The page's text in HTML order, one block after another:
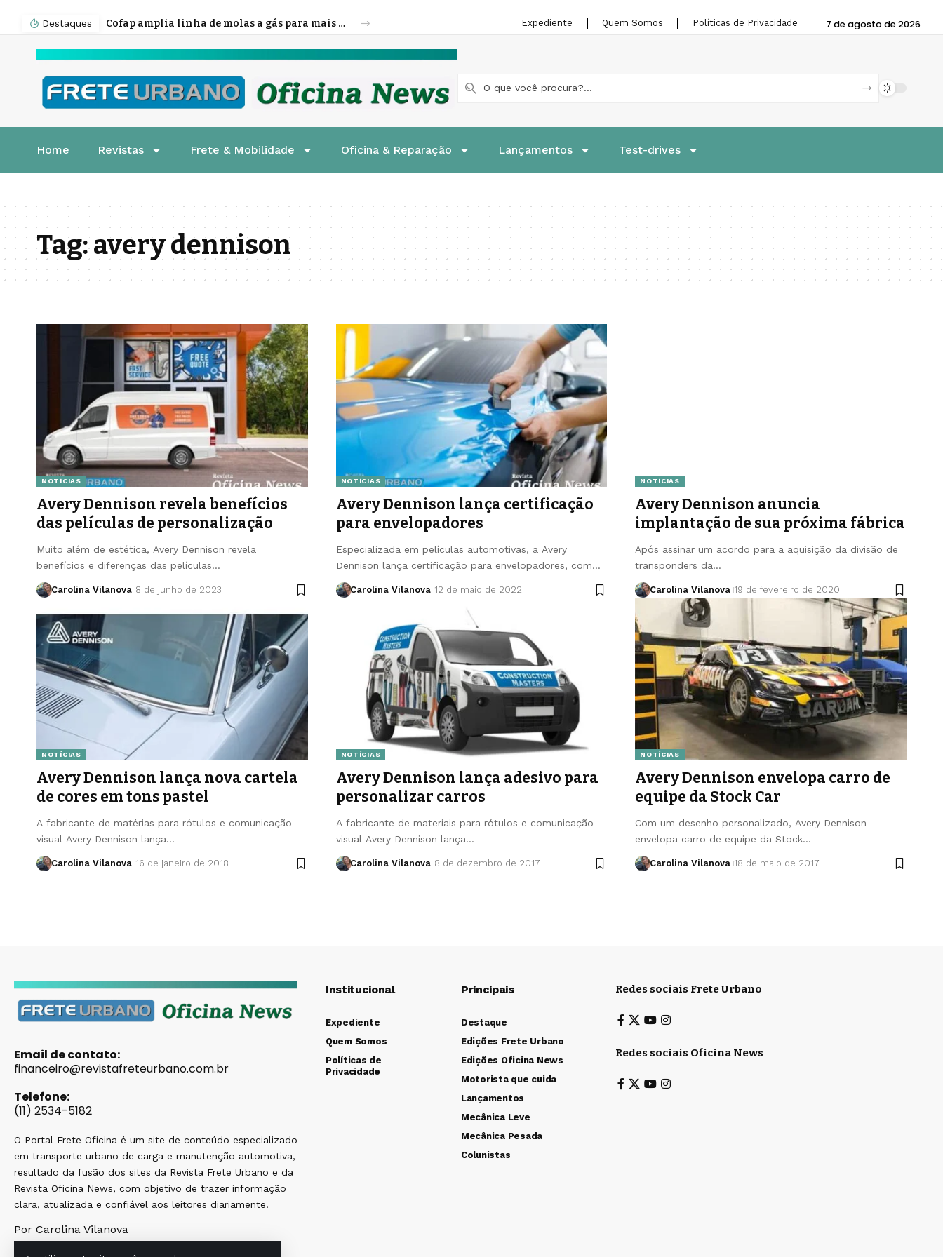
Destaques Cofap amplia linha de molas a gás para mais veículos leves e pesados Expediente Quem Somos Políticas de Privacidade 7 de agosto de 2026
Home Revistas Frete & Mobilidade Oficina & Reparação Lançamentos Test-drives
Tag:avery dennison
NOTÍCIAS
Avery Dennison revela benefícios
das películas de personalização
Muito além de estética, Avery Dennison revela
benefícios e diferenças das películas…
Carolina Vilanova 8 de junho de 2023
NOTÍCIAS
Avery Dennison lança certificação
para envelopadores
Especializada em películas automotivas, a Avery
Dennison lança certificação para envelopadores, com…
Carolina Vilanova 12 de maio de 2022
NOTÍCIAS
Avery Dennison anuncia
implantação de sua próxima fábrica
Após assinar um acordo para a aquisição da divisão de
transponders da…
Carolina Vilanova 19 de fevereiro de 2020
NOTÍCIAS
Avery Dennison lança nova cartela
de cores em tons pastel
A fabricante de matérias para rótulos e comunicação
visual Avery Dennison lança…
Carolina Vilanova 16 de janeiro de 2018
NOTÍCIAS
Avery Dennison lança adesivo para
personalizar carros
A fabricante de materiais para rótulos e comunicação
visual Avery Dennison lança…
Carolina Vilanova 8 de dezembro de 2017
NOTÍCIAS
Avery Dennison envelopa carro de
equipe da Stock Car
Com um desenho personalizado, Avery Dennison
envelopa carro de equipe da Stock…
Carolina Vilanova 18 de maio de 2017
Email de contato:
financeiro@revistafreteurbano.com.br
Telefone:
(11) 2534-5182
O Portal Frete Oficina é um site de conteúdo especializado
em transporte urbano de carga e manutenção automotiva,
resultado da fusão dos sites da Revista Frete Urbano e da
Revista Oficina News, com objetivo de trazer informação
clara, atualizada e confiável aos leitores diariamente.
Por Carolina Vilanova
Institucional
Expediente
Quem Somos
Políticas de
Privacidade
Principais
Destaque
Edições Frete Urbano
Edições Oficina News
Motorista que cuida
Lançamentos
Mecânica Leve
Mecânica Pesada
Colunistas
Redes sociais Frete Urbano
Redes sociais Oficina News